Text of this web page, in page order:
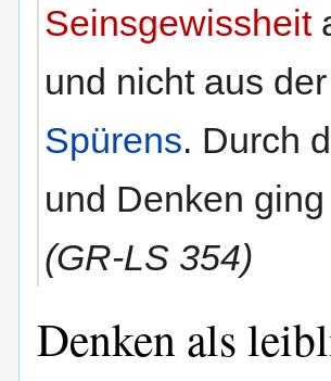
Seinsgewissheit
und nicht aus
Spürens. Durch
und Denken
(GR-LS 354)
Denken als